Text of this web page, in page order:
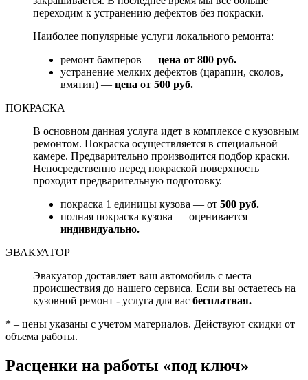
переходим к устранению дефектов без покраски.
Наиболее популярные услуги локального ремонта:
ремонт бамперов — цена от 800 руб.
устранение мелких дефектов (царапин, сколов,
вмятин) — цена от 500 руб.
ПОКРАСКА
В основном данная услуга идет в комплексе с кузовным
ремонтом. Покраска осуществляется в специальной
камере. Предварительно производится подбор краски.
Непосредственно перед покраской поверхность
проходит предварительную подготовку.
покраска 1 единицы кузова — от 500 руб.
полная покраска кузова — оценивается
индивидуально.
ЭВАКУАТОР
Эвакуатор доставляет ваш автомобиль с места
происшествия до нашего сервиса. Если вы остаетесь на
кузовной ремонт - услуга для вас бесплатная.
* – цены указаны с учетом материалов. Действуют скидки от
объема работы.
Расценки на работы «под ключ»